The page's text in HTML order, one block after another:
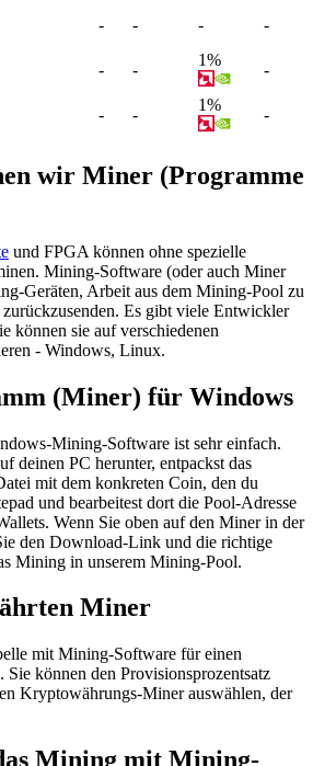
- - - -
- -
1%
-
- -
1%
-
wir Miner (Programme
und FPGA können ohne spezielle
Mining-Software (oder auch Miner
Geräten, Arbeit aus dem Mining-Pool zu
Es gibt viele Entwickler
können sie auf verschiedenen
- Windows, Linux.
(Miner) für Windows
Mining-Software ist sehr einfach.
deinen PC herunter, entpackst das
mit dem konkreten Coin, den du
und bearbeitest dort die Pool-Adresse
Wenn Sie oben auf den Miner in der
den Download-Link und die richtige
Mining in unserem Mining-Pool.
Miner
mit Mining-Software für einen
können den Provisionsprozentsatz
Kryptowährungs-Miner auswählen, der
Mining mit Mining-